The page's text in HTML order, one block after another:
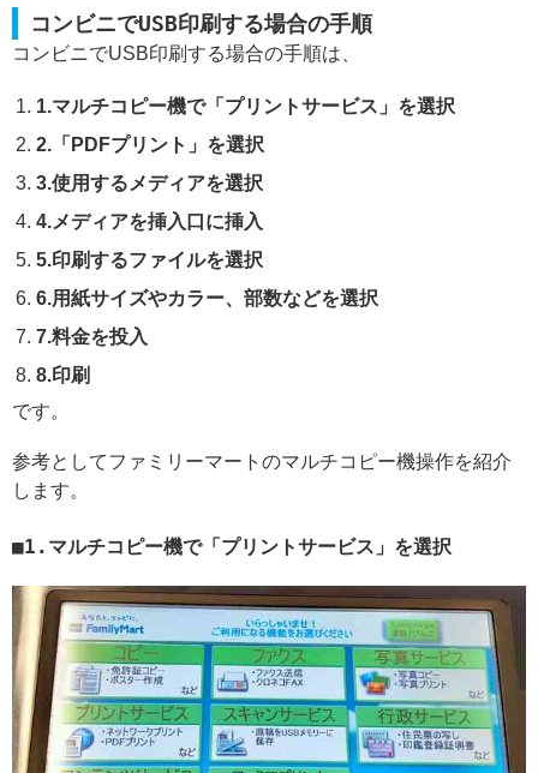
コンビニでUSB印刷する場合の手順
コンビニでUSB印刷する場合の手順は、
1.マルチコピー機で「プリントサービス」を選択
2.「PDFプリント」を選択
3.使用するメディアを選択
4.メディアを挿入口に挿入
5.印刷するファイルを選択
6.用紙サイズやカラー、部数などを選択
7.料金を投入
8.印刷
です。
参考としてファミリーマートのマルチコピー機操作を紹介
します。
1.マルチコピー機で「プリントサービス」を選択